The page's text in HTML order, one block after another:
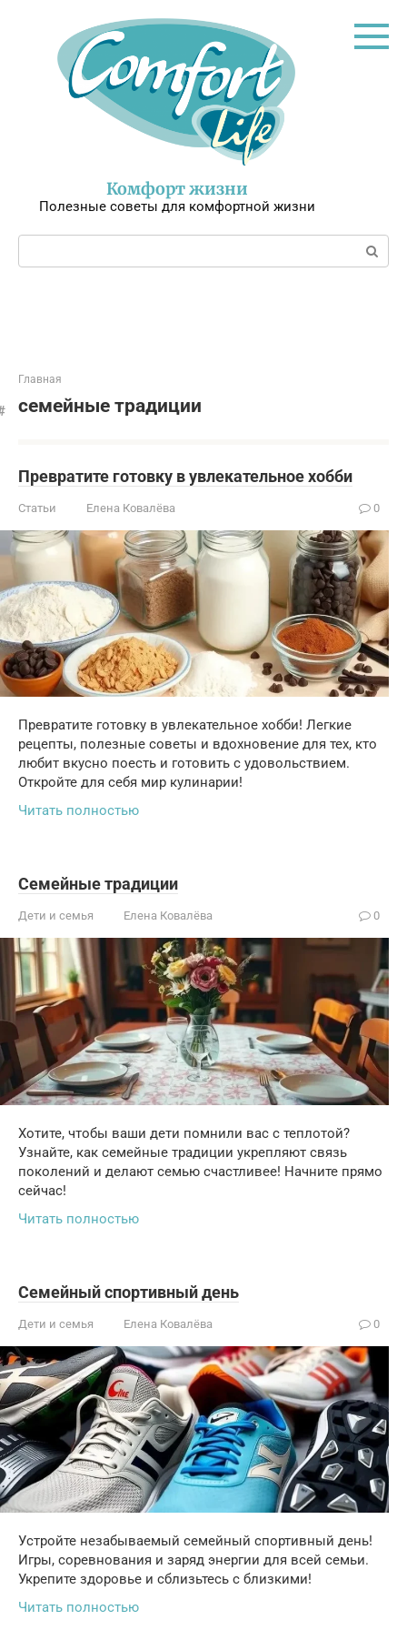
Комфорт жизни
Полезные советы для комфортной жизни
Поиск:
Главная
семейные традиции
Превратите готовку в увлекательное хобби
Статьи Елена Ковалёва 0
Превратите готовку в увлекательное хобби! Легкие
рецепты, полезные советы и вдохновение для тех, кто
любит вкусно поесть и готовить с удовольствием.
Откройте для себя мир кулинарии!
Читать полностью
Семейные традиции
Дети и семья Елена Ковалёва 0
Хотите, чтобы ваши дети помнили вас с теплотой?
Узнайте, как семейные традиции укрепляют связь
поколений и делают семью счастливее! Начните прямо
сейчас!
Читать полностью
Семейный спортивный день
Дети и семья Елена Ковалёва 0
Устройте незабываемый семейный спортивный день!
Игры, соревнования и заряд энергии для всей семьи.
Укрепите здоровье и сблизьтесь с близкими!
Читать полностью